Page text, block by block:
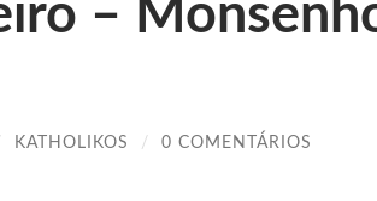
–
KATHOLIKOS / 0 COMENTÁRIOS